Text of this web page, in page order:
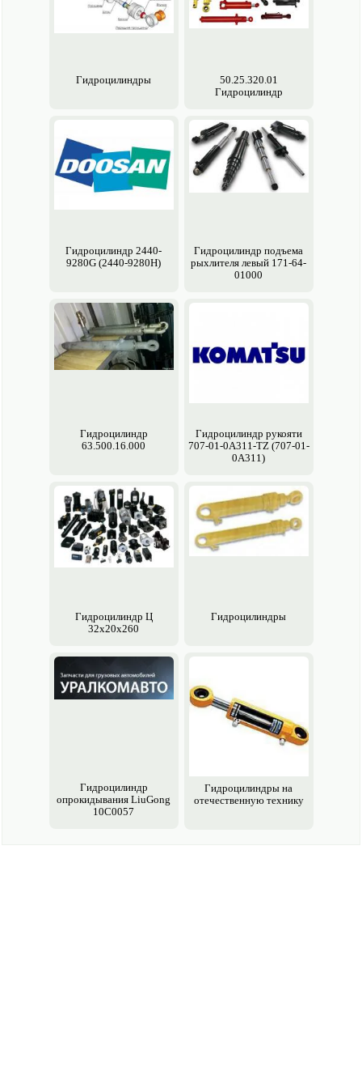
Гидроцилиндры
50.25.320.01
Гидроцилиндр
Гидроцилиндр 2440-
9280G (2440-9280H)
Гидроцилиндр подъема
рыхлителя левый 171-64-
01000
Гидроцилиндр
63.500.16.000
Гидроцилиндр рукояти
707-01-0A311-TZ (707-01-
0A311)
Гидроцилиндр Ц
32х20х260
Гидроцилиндры
Гидроцилиндр
опрокидывания LiuGong
10C0057
Гидроцилиндры на
отечественную технику